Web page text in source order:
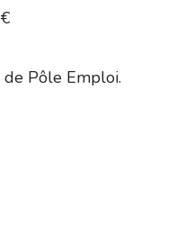
de Pôle Emploi.